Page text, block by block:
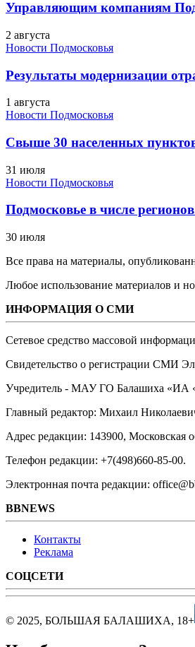
Управляющим компаниям
2 августа
Новости Подмосковья
Результаты модернизации
1 августа
Новости Подмосковья
Свыше 30 населенных
31 июля
Новости Подмосковья
Подмосковье в числе
30 июля
Все права на материалы,
Любое использование материалов и
ИНФОРМАЦИЯ О СМИ
Сетевое средство массовой
Свидетельство о регистрации СМИ
Учредитель - МАУ ГО Балашиха «ИА
Главный редактор: Михаил
Адрес редакции: 143900, Московская
Телефон редакции: +7(498)660-85-00.
Электронная почта редакции:
BBNEWS
Контакты
Реклама
СОЦСЕТИ
© 2025, БОЛЬШАЯ БАЛАШИХА, 18+